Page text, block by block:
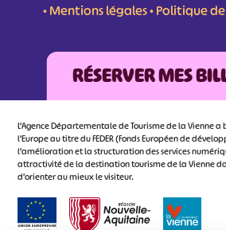
•Mentions légales•Politique
RÉSERVER MES
L'Agence Départementale de Tourisme de la Vienne
l’Europe au titre du FEDER (Fonds Européen de
l’amélioration et la structuration des services
attractivité de la destination tourisme de la Vienne
d’orienter au mieux le visiteur.